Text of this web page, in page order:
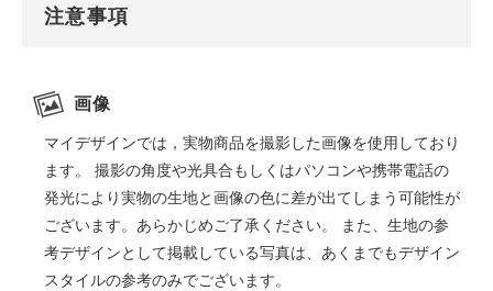
注意事項
画像
マイデザインでは，実物商品を撮影した画像を使用しており
ます。 撮影の角度や光具合もしくはパソコンや携帯電話の
発光により実物の生地と画像の色に差が出てしまう可能性が
ございます。あらかじめご了承ください。 また、生地の参
考デザインとして掲載している写真は、あくまでもデザイン
スタイルの参考のみでございます。